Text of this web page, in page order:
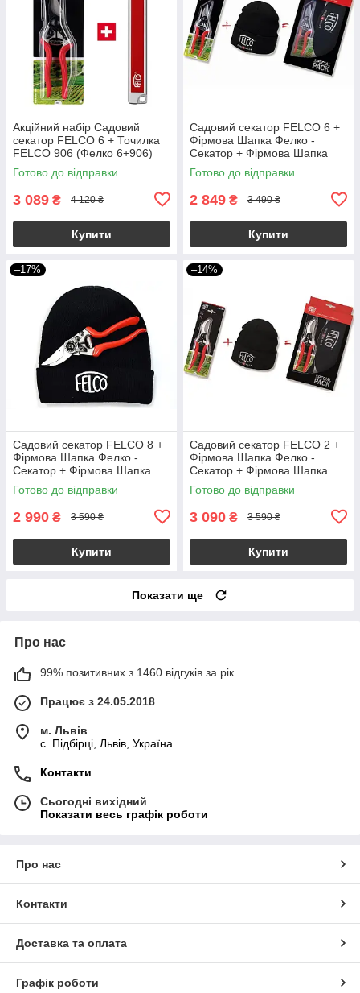
Акційний набір Садовий
секатор FELCO 6 + Точилка
FELCO 906 (Фелко 6+906)
Готово до відправки
3 089 ₴ 4 120 ₴
Купити
Садовий секатор FELCO 6 +
Фірмова Шапка Фелко -
Секатор + Фірмова Шапка
Фелко
Готово до відправки
2 849 ₴ 3 490 ₴
Купити
–17%
Садовий секатор FELCO 8 +
Фірмова Шапка Фелко -
Секатор + Фірмова Шапка
Фелко
Готово до відправки
2 990 ₴ 3 590 ₴
Купити
–14%
Садовий секатор FELCO 2 +
Фірмова Шапка Фелко -
Секатор + Фірмова Шапка
Фелко
Готово до відправки
3 090 ₴ 3 590 ₴
Купити
Показати ще
Про нас
99% позитивних з 1460 відгуків за рік
Працює з 24.05.2018
м. Львів
c. Підбірці, Львів, Україна
Контакти
Сьогодні вихідний
Показати весь графік роботи
Про нас
Контакти
Доставка та оплата
Графік роботи